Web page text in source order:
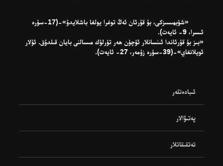
«شۈبھىسىزكى، بۇ قۇرئان ئەڭ توغرا يولغا باشلايدۇ»-(17-سۈرە
ئىسرا، 9- ئايەت).
«بىز بۇ قۇرئاندا ئىنسانلار ئۈچۈن ھەر تۈرلۈك مىسالنى بايان قىلدۇق. ئۇلار
ئويلانغاي»-(39-سۈرە زۇمەر، 27- ئايەت).
ئىبادەتلەر
پەتىۋالار
تەتقىقاتلار